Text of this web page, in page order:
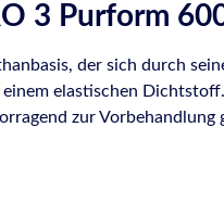
3 Purform
der sich durch
elastischen
zur Vorbehandlung